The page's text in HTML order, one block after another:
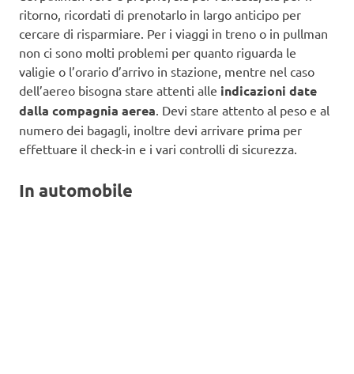
ritorno, ricordati di prenotarlo in largo anticipo per
cercare di risparmiare. Per i viaggi in treno o in pullman
non ci sono molti problemi per quanto riguarda le
valigie o l’orario d’arrivo in stazione, mentre nel caso
dell’aereo bisogna stare attenti alle indicazioni date
dalla compagnia aerea. Devi stare attento al peso e al
numero dei bagagli, inoltre devi arrivare prima per
effettuare il check-in e i vari controlli di sicurezza.
In automobile